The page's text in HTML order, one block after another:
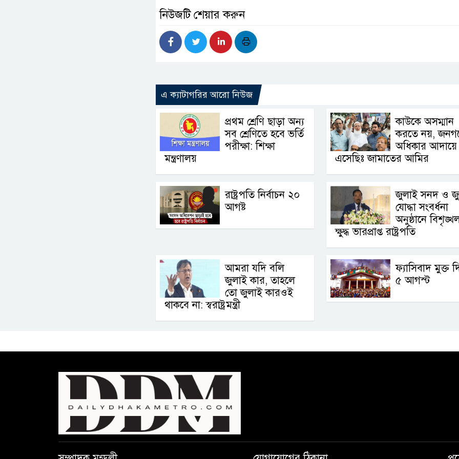
নিউজটি শেয়ার করুন
এ ক্যাটাগরির আরো নিউজ
প্রথম শ্রেণি ছাড়া অন্য
সব শ্রেণিতে হবে ভর্তি
পরীক্ষা: শিক্ষা
মন্ত্রণালয়
কাউকে অসম্মান
করতে নয়,
অধিকার আদায়ে
এসেছিঃ জামাতের আমির
রাষ্ট্রপতি নির্বাচন ২০
আগষ্ট
জুলাই সনদ ও
যোদ্ধা সংবর্ধনা
অনুষ্ঠানে
ক্ষুদ্ধ ভারপ্রাপ্ত রাষ্ট্রপতি
আমরা যদি বলি
জুলাই কার, তাহলে
তো জুলাই কারওই
থাকবে না: স্বরাষ্ট্রমন্ত্রী
ফ্যাসিবাদ মুক্ত
৫ আগস্ট